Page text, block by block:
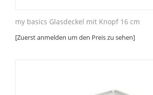
my basics Glasdeckel mit Knopf 16 cm
[Zuerst anmelden um den Preis zu sehen]